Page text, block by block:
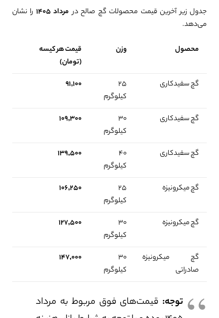
جدول زیر آخرین قیمت محصولات گچ صالح در مرداد ۱۴۰۵
را نشان
می‌دهد.
محصول وزن
قیمت هر کیسه
(تومان)
گچ سفیدکاری
۲۵
کیلوگرم
۹۱,۱۰۰
گچ سفیدکاری
۳۰
کیلوگرم
۱۰۹,۳۰۰
گچ سفیدکاری
۴۰
کیلوگرم
۱۳۹,۵۰۰
گچ میکرونیزه
۲۵
کیلوگرم
۱۰۶,۲۵۰
گچ میکرونیزه
۳۰
کیلوگرم
۱۲۷,۵۰۰
گچ میکرونیزه
صادراتی
۳۰
کیلوگرم
۱۴۷,۰۰۰
توجه: قیمت‌های فوق مربوط به مرداد